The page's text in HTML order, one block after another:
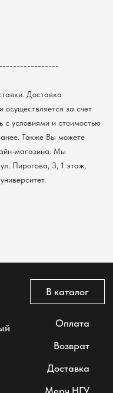
Доставка
осуществляется за счет
с условиями и стоимостью
Также Вы можете
магазина. Мы
Пирогова, 3, 1 этаж,